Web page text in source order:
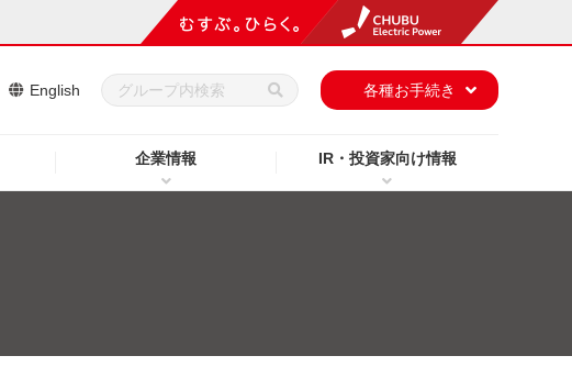
企業情報 IR・投資家向け情報
English 各種お手続き